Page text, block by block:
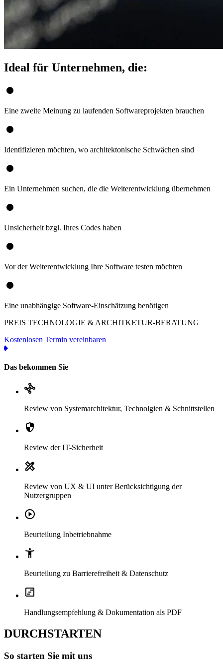
Ideal für Unternehmen, die:
Eine zweite Meinung zu laufenden Softwareprojekten brauchen
Identifizieren möchten, wo architektonische Schwächen sind
Ein Unternehmen suchen, die die Weiterentwicklung übernehmen
Unsicherheit bzgl. Ihres Codes haben
Vor der Weiterentwicklung Ihre Software testen möchten
Eine unabhängige Software-Einschätzung benötigen
PREIS TECHNOLOGIE & ARCHITKETUR-BERATUNG
Kostenlosen Termin vereinbaren
Das bekommen Sie
Review von Systemarchitektur, Technolgien & Schnittstellen
Review der IT-Sicherheit
Review von UX & UI unter Berücksichtigung der
Nutzergruppen
Beurteilung Inbetriebnahme
Beurteilung zu Barrierefreiheit & Datenschutz
Handlungsempfehlung & Dokumentation als PDF
DURCHSTARTEN
So starten Sie mit uns